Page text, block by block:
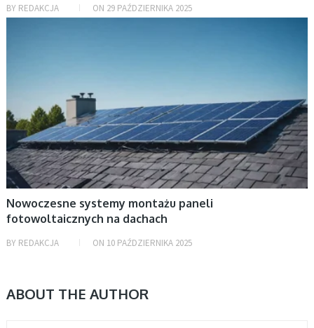
BY REDAKCJA ON 29 PAŹDZIERNIKA 2025
Nowoczesne systemy montażu paneli
fotowoltaicznych na dachach
BY REDAKCJA ON 10 PAŹDZIERNIKA 2025
ABOUT THE AUTHOR